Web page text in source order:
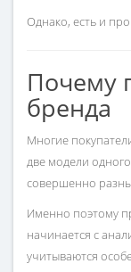
Однако, есть и
Почему
бренда
Многие
две модели
совершенно
Именно поэтому
начинается с
учитываются